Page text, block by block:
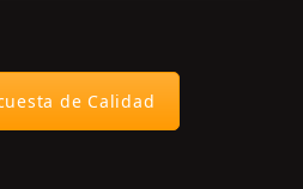
de Calidad